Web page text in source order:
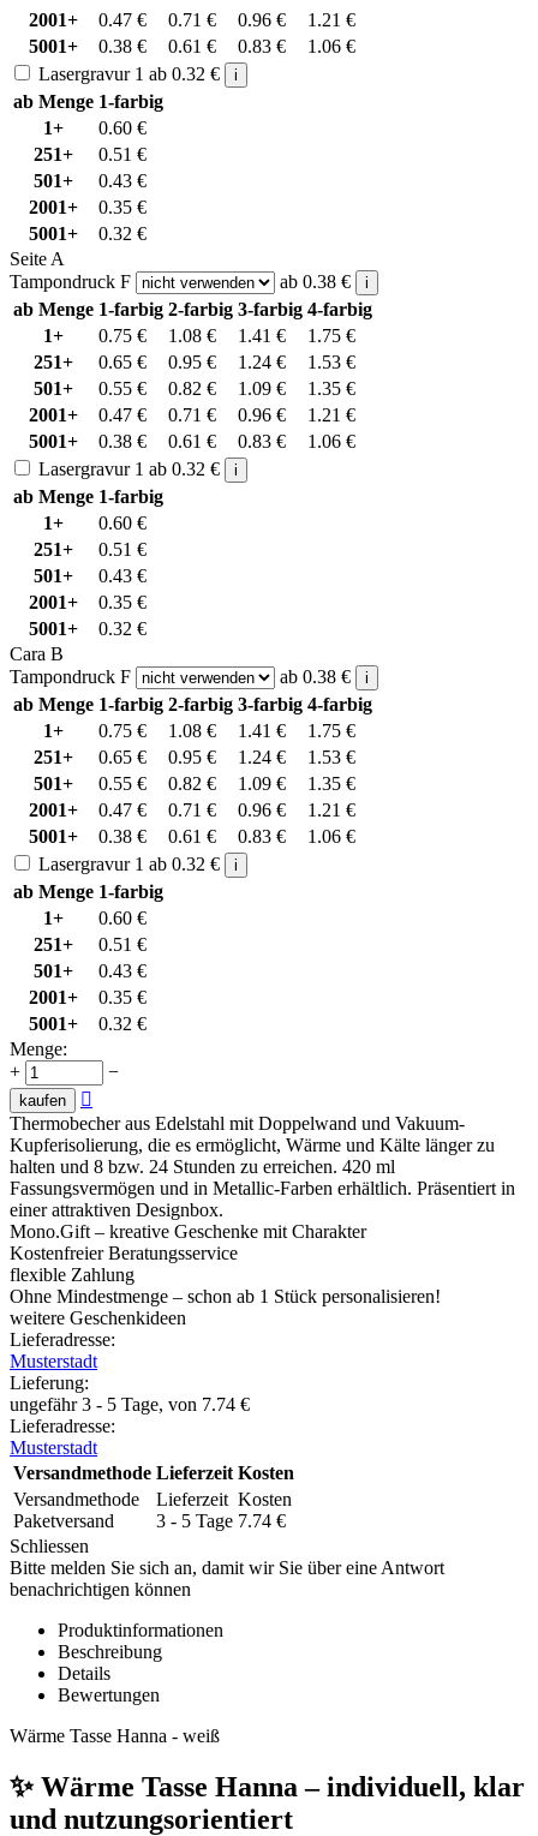
2001+
0.47 € 0.71 € 0.96 € 1.21 €
5001+
0.38 € 0.61 € 0.83 € 1.06 €
Lasergravur 1 ab 0.32 € i
ab Menge 1-farbig
1+
0.60 €
251+
0.51 €
501+
0.43 €
2001+
0.35 €
5001+
0.32 €
Seite A
Tampondruck F
ab 0.38 € i
ab Menge 1-farbig 2-farbig 3-farbig 4-farbig
1+
0.75 € 1.08 € 1.41 € 1.75 €
251+
0.65 € 0.95 € 1.24 € 1.53 €
501+
0.55 € 0.82 € 1.09 € 1.35 €
2001+
0.47 € 0.71 € 0.96 € 1.21 €
5001+
0.38 € 0.61 € 0.83 € 1.06 €
Lasergravur 1 ab 0.32 € i
ab Menge 1-farbig
1+
0.60 €
251+
0.51 €
501+
0.43 €
2001+
0.35 €
5001+
0.32 €
Cara B
Tampondruck F
ab 0.38 € i
ab Menge 1-farbig 2-farbig 3-farbig 4-farbig
1+
0.75 € 1.08 € 1.41 € 1.75 €
251+
0.65 € 0.95 € 1.24 € 1.53 €
501+
0.55 € 0.82 € 1.09 € 1.35 €
2001+
0.47 € 0.71 € 0.96 € 1.21 €
5001+
0.38 € 0.61 € 0.83 € 1.06 €
Lasergravur 1 ab 0.32 € i
ab Menge 1-farbig
1+
0.60 €
251+
0.51 €
501+
0.43 €
2001+
0.35 €
5001+
0.32 €
Menge:
+
−
kaufen

Thermobecher aus Edelstahl mit Doppelwand und Vakuum-
Kupferisolierung, die es ermöglicht, Wärme und Kälte länger zu
halten und 8 bzw. 24 Stunden zu erreichen. 420 ml
Fassungsvermögen und in Metallic-Farben erhältlich. Präsentiert in
einer attraktiven Designbox.
Mono.Gift – kreative Geschenke mit Charakter
Kostenfreier Beratungsservice
flexible Zahlung
Ohne Mindestmenge – schon ab 1 Stück personalisieren!
weitere Geschenkideen
Lieferadresse:
Musterstadt
Lieferung:
ungefähr 3 - 5 Tage, von 7.74 €
Lieferadresse:
Musterstadt
Versandmethode Lieferzeit Kosten
Versandmethode
Paketversand
Lieferzeit
3 - 5 Tage
Kosten
7.74 €
Schliessen
Bitte melden Sie sich an, damit wir Sie über eine Antwort
benachrichtigen können
Produktinformationen
Beschreibung
Details
Bewertungen
Wärme Tasse Hanna - weiß
✨ Wärme Tasse Hanna – individuell, klar
und nutzungsorientiert